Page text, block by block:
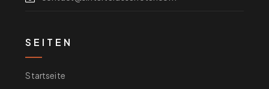
SEITEN
Startseite